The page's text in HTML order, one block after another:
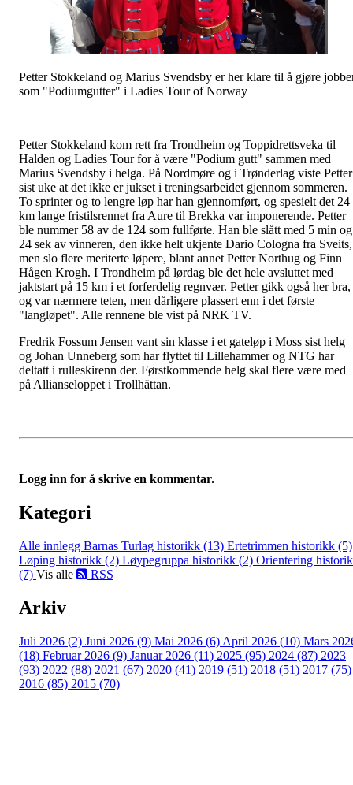
Petter Stokkeland og Marius Svendsby er her klare til å gjøre
som "Podiumgutter" i Ladies Tour of Norway
Petter Stokkeland kom rett fra Trondheim og Toppidrettsveka til
Halden og Ladies Tour for å være "Podium gutt" sammen med
Marius Svendsby i helga. På Nordmøre og i Trønderlag viste Petter
sist uke at det ikke er jukset i treningsarbeidet gjennom sommeren.
To sprinter og to lengre løp har han gjennomført, og spesielt det 24
km lange fristilsrennet fra Aure til Brekka var imponerende. Petter
ble nummer 58 av de 124 som fullførte. Han ble slått med 5 min og
24 sek av vinneren, den ikke helt ukjente Dario Cologna fra Sveits,
men slo flere meriterte løpere, blant annet Petter Northug og Finn
Hågen Krogh. I Trondheim på lørdag ble det hele avsluttet med
jaktstart på 15 km i et forferdelig regnvær. Petter gikk også her bra,
og var nærmere teten, men dårligere plassert enn i det første
"langløpet". Alle rennene ble vist på NRK TV.
Fredrik Fossum Jensen vant sin klasse i et gateløp i Moss sist helg
og Johan Unneberg som har flyttet til Lillehammer og NTG har
deltatt i rulleskirenn der. Førstkommende helg skal flere være med
på Allianseloppet i Trollhättan.
Logg inn for å skrive en kommentar.
Kategori
Alle innlegg Barnas Turlag historikk (13) Ertetrimmen historikk (5)
Løping historikk (2) Løypegruppa historikk (2) Orientering
(7) Vis alle RSS
Arkiv
Juli 2026 (2) Juni 2026 (9) Mai 2026 (6) April 2026 (10) Mars
(18) Februar 2026 (9) Januar 2026 (11) 2025 (95) 2024 (87) 2023
(93) 2022 (88) 2021 (67) 2020 (41) 2019 (51) 2018 (51) 2017 (75)
2016 (85) 2015 (70)